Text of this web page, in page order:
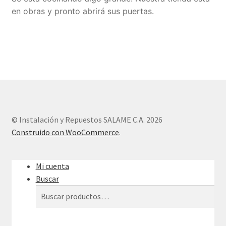
Sample Page
en obras y pronto abrirá sus puertas.
© Instalación y Repuestos SALAME C.A. 2026
Construido con WooCommerce.
Mi cuenta
Buscar